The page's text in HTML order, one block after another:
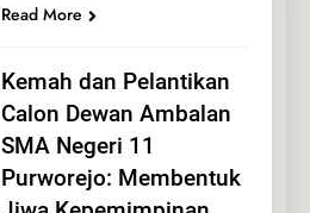
Read More
Kemah dan Pelantikan
Calon Dewan Ambalan
SMA Negeri 11
Purworejo: Membentuk